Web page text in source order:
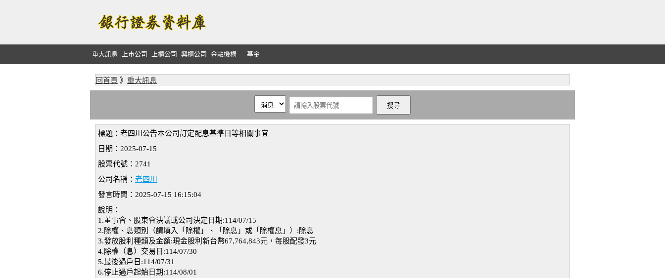
重大訊息 上市公司 上櫃公司 興櫃公司 金融機構 基金
回首頁 》 重大訊息
標題：老四川公告本公司訂定配息基準日等相關事宜
日期：2025-07-15
股票代號：2741
公司名稱： 老四川
發言時間：2025-07-15 16:15:04
說明：
1.董事會、股東會決議或公司決定日期:114/07/15
2.除權、息類別（請填入「除權」、「除息」或「除權息」）:除息
3.發放股利種類及金額:現金股利新台幣67,764,843元，每股配發3元
4.除權（息）交易日:114/07/30
5.最後過戶日:114/07/31
6.停止過戶起始日期:114/08/01